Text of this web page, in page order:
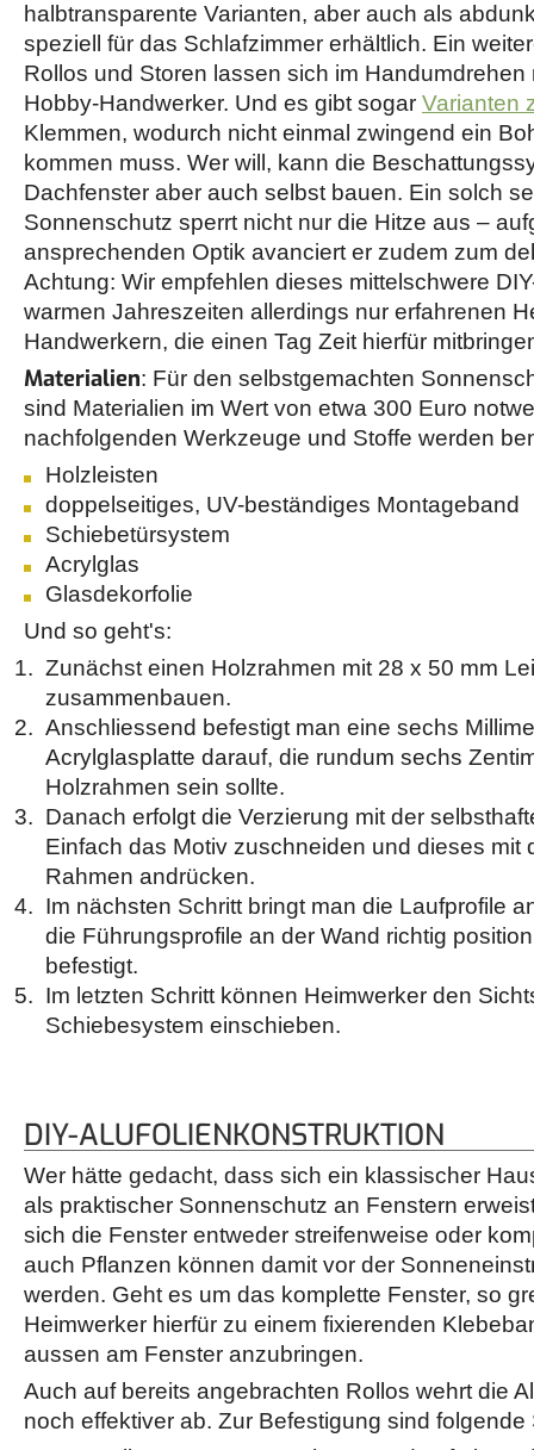
halbtransparente Varianten, aber auch als
speziell für das Schlafzimmer erhältlich. Ein
Rollos und Storen lassen sich im
Hobby-Handwerker. Und es gibt sogar Varianten
Klemmen, wodurch nicht einmal zwingend ein
kommen muss. Wer will, kann die
Dachfenster aber auch selbst bauen. Ein solch
Sonnenschutz sperrt nicht nur die Hitze aus –
ansprechenden Optik avanciert er zudem zum
Achtung: Wir empfehlen dieses mittelschwere
warmen Jahreszeiten allerdings nur erfahrenen
Handwerkern, die einen Tag Zeit hierfür
Materialien: Für den selbstgemachten
sind Materialien im Wert von etwa 300 Euro
nachfolgenden Werkzeuge und Stoffe werden
Holzleisten
doppelseitiges, UV-beständiges Montageband
Schiebetürsystem
Acrylglas
Glasdekorfolie
Und so geht's:
Zunächst einen Holzrahmen mit 28 x 50 mm
zusammenbauen.
Anschliessend befestigt man eine sechs
Acrylglasplatte darauf, die rundum sechs
Holzrahmen sein sollte.
Danach erfolgt die Verzierung mit der
Einfach das Motiv zuschneiden und dieses mit
Rahmen andrücken.
Im nächsten Schritt bringt man die Laufprofile
die Führungsprofile an der Wand richtig
befestigt.
Im letzten Schritt können Heimwerker den
Schiebesystem einschieben.
DIY-ALUFOLIENKONSTRUKTION
Wer hätte gedacht, dass sich ein klassischer
als praktischer Sonnenschutz an Fenstern
sich die Fenster entweder streifenweise oder
auch Pflanzen können damit vor der
werden. Geht es um das komplette Fenster, so
Heimwerker hierfür zu einem fixierenden
aussen am Fenster anzubringen.
Auch auf bereits angebrachten Rollos wehrt die
noch effektiver ab. Zur Befestigung sind folgende